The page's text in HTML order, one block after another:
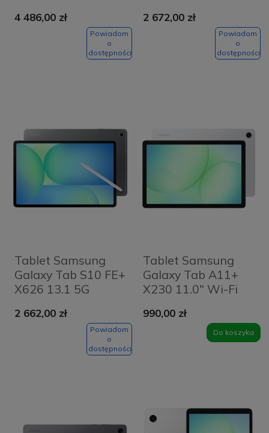
Pen / Moonstone
4 486,00 zł
Powiadom
o
dostępności
Srebrny - Silver
2 672,00 zł
Powiadom
o
dostępności
Tablet Samsung
Galaxy Tab S10 FE+
X626 13.1 5G
Grafitowy -
2 662,00 zł
Powiadom
o
dostępności
Tablet Samsung
Galaxy Tab A11+
X230 11.0" Wi-Fi
Silver
990,00 zł
Do koszyka